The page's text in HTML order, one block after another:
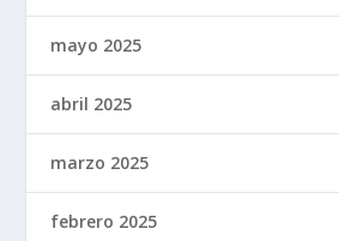
mayo 2025
abril 2025
marzo 2025
febrero 2025